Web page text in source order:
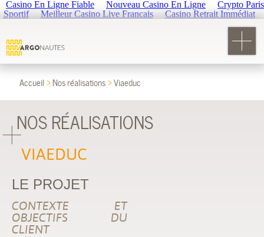
Casino En Ligne Fiable Nouveau Casino En Ligne
Crypto Paris
Sportif
Meilleur Casino Live Francais Casino Retrait Immédiat
Accueil Nos réalisations Viaeduc
NOS RÉALISATIONS
VIAEDUC
LE PROJET
CONTEXTE ET
OBJECTIFS DU
CLIENT